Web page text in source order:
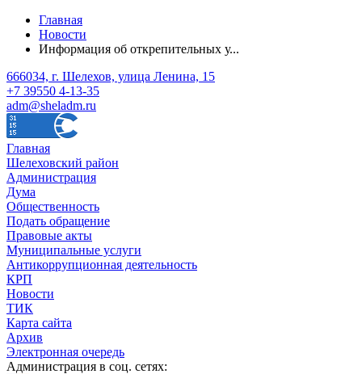
Главная
Новости
Информация об открепительных у...
666034, г. Шелехов, улица Ленина, 15
+7 39550 4-13-35
adm@sheladm.ru
Главная
Шелеховский район
Администрация
Дума
Общественность
Подать обращение
Правовые акты
Муниципальные услуги
Антикоррупционная деятельность
КРП
Новости
ТИК
Карта сайта
Архив
Электронная очередь
Администрация в соц. сетях: